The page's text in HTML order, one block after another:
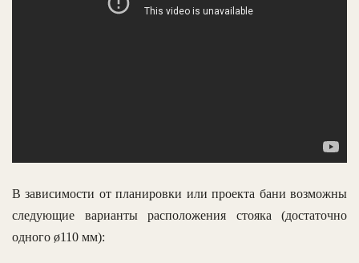
В зависимости от планировки или проекта бани возможны
следующие варианты расположения стояка (достаточно
одного ø110 мм):